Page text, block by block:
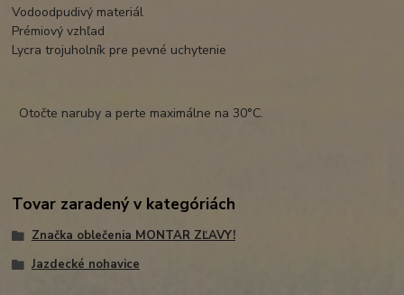
Vodoodpudivý materiál
Prémiový vzhľad
Lycra trojuholník pre pevné uchytenie
Otočte naruby a perte maximálne na 30°C.
Tovar zaradený v kategóriách
Značka oblečenia MONTAR ZĽAVY!
Jazdecké nohavice